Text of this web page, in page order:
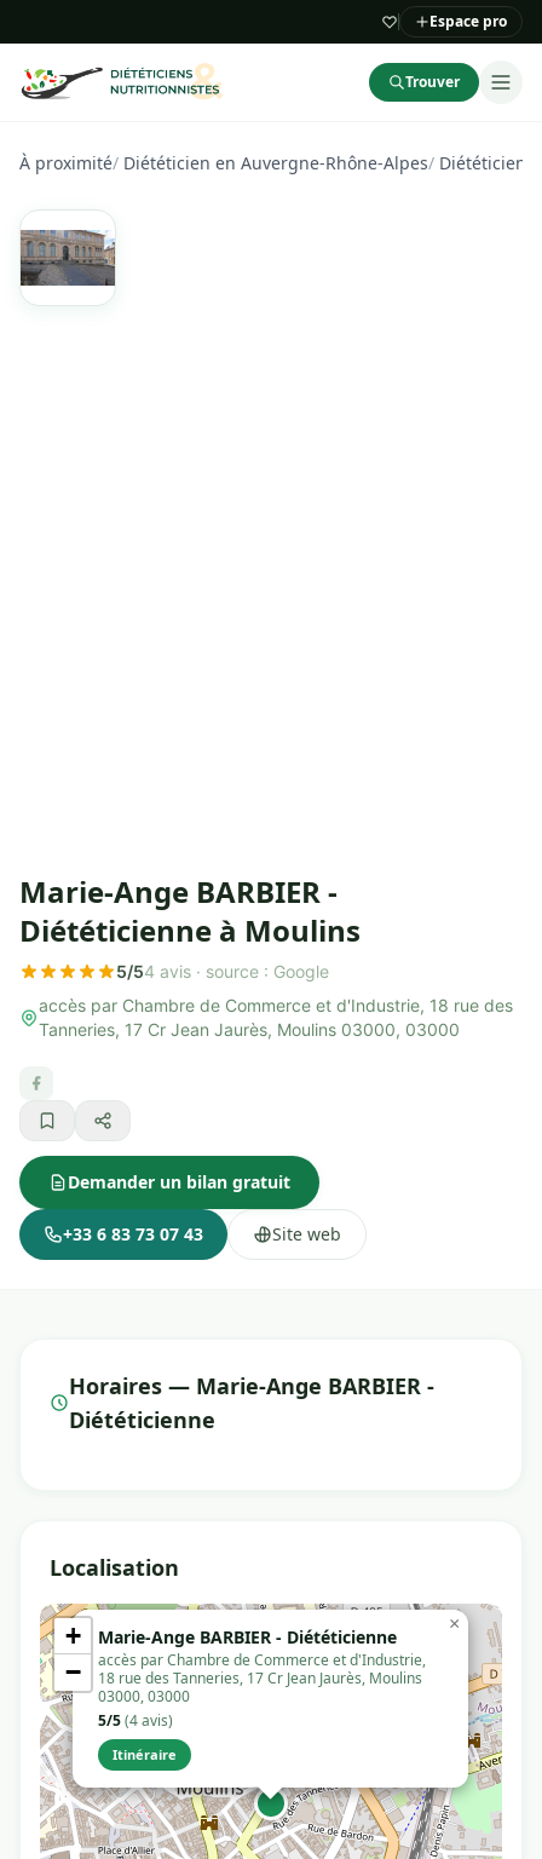
Espace pro
Trouver
À proximité/ Diététicien en Auvergne-Rhône-Alpes/ Diététicien
Marie-Ange BARBIER -
Diététicienne à Moulins
5/54 avis · source : Google
accès par Chambre de Commerce et d'Industrie, 18 rue des
Tanneries, 17 Cr Jean Jaurès, Moulins 03000, 03000
Demander un bilan gratuit
+33 6 83 73 07 43 Site web
Horaires — Marie-Ange BARBIER -
Diététicienne
Localisation
Marie-Ange BARBIER - Diététicienne
accès par Chambre de Commerce et d'Industrie,
18 rue des Tanneries, 17 Cr Jean Jaurès, Moulins
03000, 03000
5/5(4 avis)
Itinéraire
×
+
−